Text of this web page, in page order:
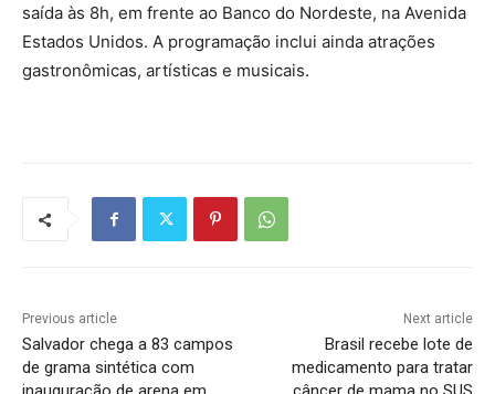
saída às 8h, em frente ao Banco do Nordeste, na Avenida
Estados Unidos. A programação inclui ainda atrações
gastronômicas, artísticas e musicais.
Previous article
Salvador chega a 83 campos
de grama sintética com
Next article
Brasil recebe lote de
medicamento para tratar